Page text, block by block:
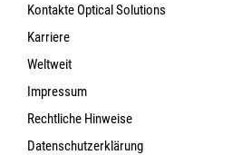
Kontakte Optical Solutions
Karriere
Weltweit
Impressum
Rechtliche Hinweise
Datenschutzerklärung